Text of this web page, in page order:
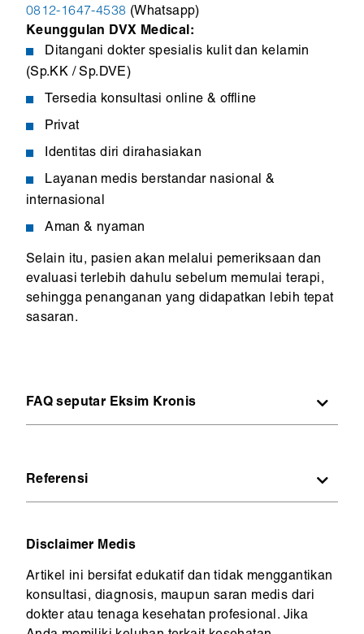
0812-1647-4538 (Whatsapp)
Keunggulan DVX Medical:
Ditangani dokter spesialis kulit dan kelamin
(Sp.KK / Sp.DVE)
Tersedia konsultasi online & offline
Privat
Identitas diri dirahasiakan
Layanan medis berstandar nasional &
internasional
Aman & nyaman
Selain itu, pasien akan melalui pemeriksaan dan
evaluasi terlebih dahulu sebelum memulai terapi,
sehingga penanganan yang didapatkan lebih tepat
sasaran.
FAQ seputar Eksim Kronis
Dermatitis atopik adalah penyakit kulit kronis
yang ditandai dengan peradangan, gatal, dan
2. Dupilumab digunakan untuk apa?
dermatitis atopik sedang hingga berat yang
tidak merespons terapi biasa.
3. Apakah dupilumab aman digunakan
Referensi
National Center for Biotechnology
Dermatitis: Mechanism and Clinical Evidence.
2019.
https://www.ncbi.nlm.nih.gov/pmc/articles/PM
Disclaimer Medis
Artikel ini bersifat edukatif dan tidak menggantikan
konsultasi, diagnosis, maupun saran medis dari
dokter atau tenaga kesehatan profesional. Jika